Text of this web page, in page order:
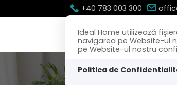
Ideal Home utilizează
navigarea pe Website-ul
pe Website-ul nostru
Politica de
+40 783 003 300